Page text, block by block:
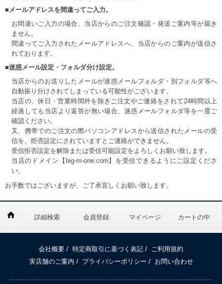
■メールアドレスを間違ってご入力。
お間違いご入力の場合、当店からのご注文確認・発送ご案内等が届き
ません。
間違ってご入力されたメールアドレスへ、当店からのご案内が送信さ
れております。
■迷惑メール設定・フォルダ分け設定。
当店からのお送りしたメールが迷惑メールフォルダ・別フォルダ等へ
自動振り分けされてしまっている可能性がございます。
当店の、休日・営業時間外を除きご注文やご連絡をされて24時間以上
経過しても当店より返答が無い場合、迷惑メールフォルダ等を一度ご
確認ください。
又、携帯でのご注文の際パソコンアドレスから送信されたメールの受
信を、拒否設定にされていますとご連絡ができません。
受信拒否設定を解除または受信可能設定をよろしくお願い致します。
当店のドメイン【big-m-one.com】を受信できるようにご設定くださ
い。
お手数ではございますが、ご了承宜しくお願い致します。
詳細検索 会員登録 マイページ カートの中
会社概要 / 特定商取引に基づく表記 /
ご利用規約
実店舗のご案内 / プライバシーポリシー / お問い合わせ